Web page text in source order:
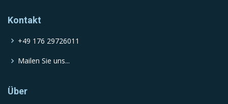
Kontakt
+49 176 29726011
Mailen Sie uns...
Über